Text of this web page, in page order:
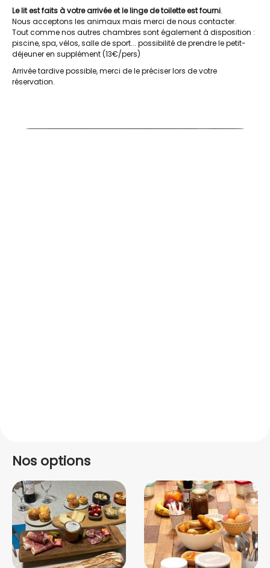
Le lit est faits à votre arrivée et le linge de toilette est fourni.
Nous acceptons les animaux mais merci de nous contacter.
Tout comme nos autres chambres sont également à disposition :
piscine, spa, vélos, salle de sport... possibilité de prendre le petit-
déjeuner en supplément (13€/pers)
Arrivée tardive possible, merci de le préciser lors de votre
réservation.
Nos options